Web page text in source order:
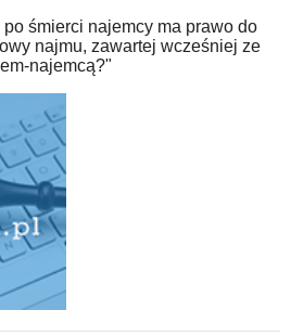
śmierci najemcy ma prawo do
najmu, zawartej wcześniej ze
najemcą?"